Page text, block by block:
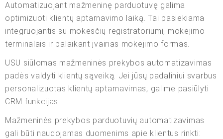
Automatizuojant mažmeninę parduotuvę galima
optimizuoti klientų aptarnavimo laiką. Tai pasiekiama
integruojantis su mokesčių registratoriumi, mokėjimo
terminalais ir palaikant įvairias mokėjimo formas.
USU siūlomas mažmeninės prekybos automatizavimas
padės valdyti klientų sąveiką. Jei jūsų padaliniui svarbus
personalizuotas klientų aptarnavimas, galime pasiūlyti
CRM funkcijas.
Mažmeninės prekybos parduotuvių automatizavimas
gali būti naudojamas duomenims apie klientus rinkti: